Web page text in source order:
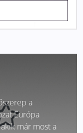
a
Európa
már most a